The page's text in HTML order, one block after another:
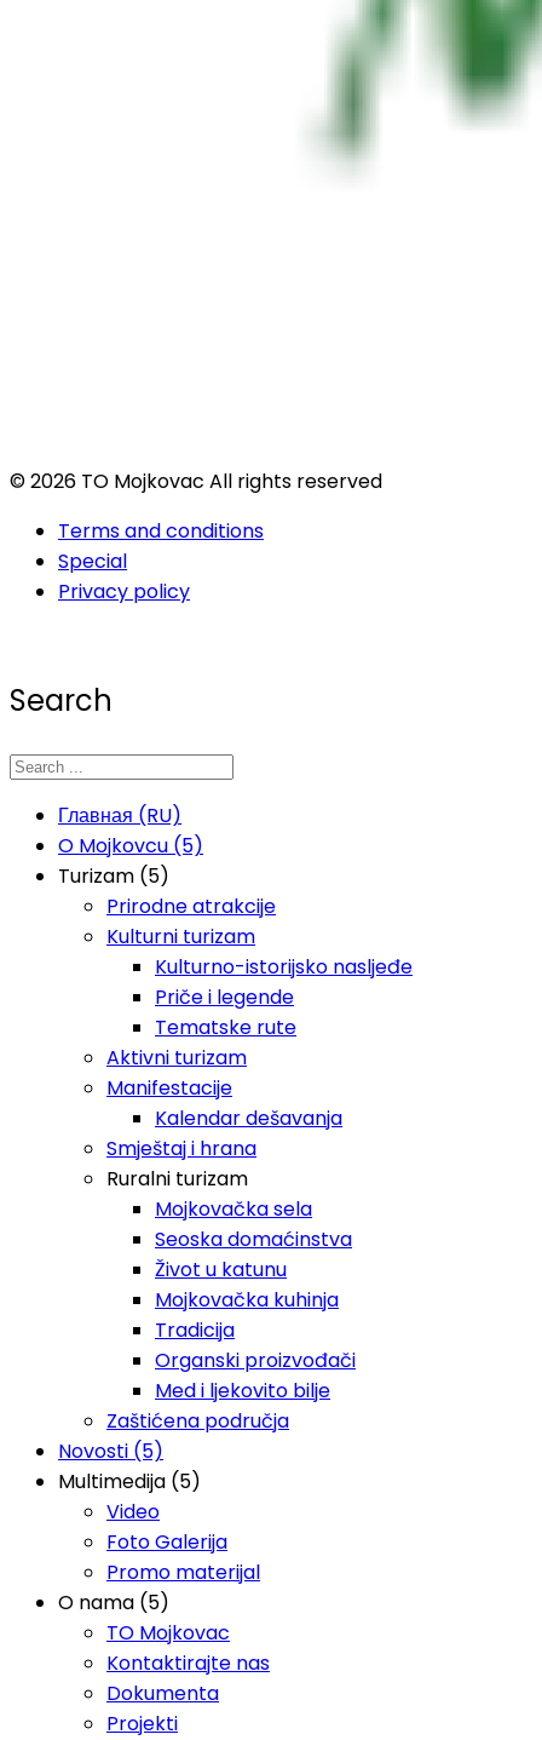
© 2026 TO Mojkovac All rights reserved
Terms and conditions
Special
Privacy policy
Search
Главная (RU)
O Mojkovcu (5)
Turizam (5)
Prirodne atrakcije
Kulturni turizam
Kulturno-istorijsko nasljeđe
Priče i legende
Tematske rute
Aktivni turizam
Manifestacije
Kalendar dešavanja
Smještaj i hrana
Ruralni turizam
Mojkovačka sela
Seoska domaćinstva
Život u katunu
Mojkovačka kuhinja
Tradicija
Organski proizvođači
Med i ljekovito bilje
Zaštićena područja
Novosti (5)
Multimedija (5)
Video
Foto Galerija
Promo materijal
O nama (5)
TO Mojkovac
Kontaktirajte nas
Dokumenta
Projekti